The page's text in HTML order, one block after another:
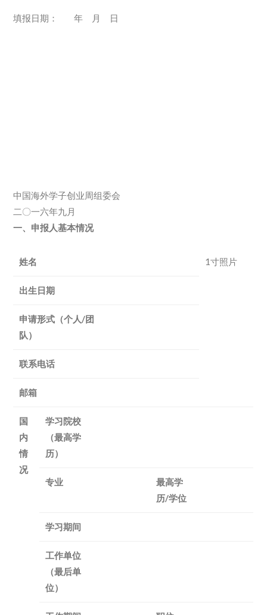
填报日期： 年 月 日
中国海外学子创业周组委会
二〇一六年九月
一、申报人基本情况
姓名 1寸照片
出生日期
申请形式（个人/团
队）
联系电话
邮箱
国
内
情
况
学习院校
（最高学
历）
专业
最高学
历/学位
学习期间
工作单位
（最后单
位）